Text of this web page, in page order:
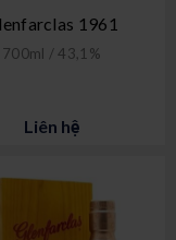
1961
700ml / 43,1%
Liên hệ